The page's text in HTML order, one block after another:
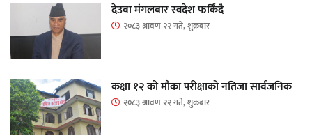
देउवा मंगलबार स्वदेश फर्किंदै
२०८३ श्रावण २२ गते, शुक्रबार
कक्षा १२ को मौका परीक्षाको नतिजा सार्वजनिक
२०८३ श्रावण २२ गते, शुक्रबार